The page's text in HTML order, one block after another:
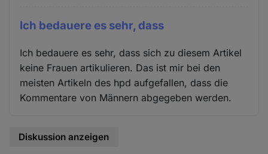
Ich bedauere es sehr, dass
Ich bedauere es sehr, dass sich zu diesem Artikel
keine Frauen artikulieren. Das ist mir bei den
meisten Artikeln des hpd aufgefallen, dass die
Kommentare von Männern abgegeben werden.
Diskussion anzeigen